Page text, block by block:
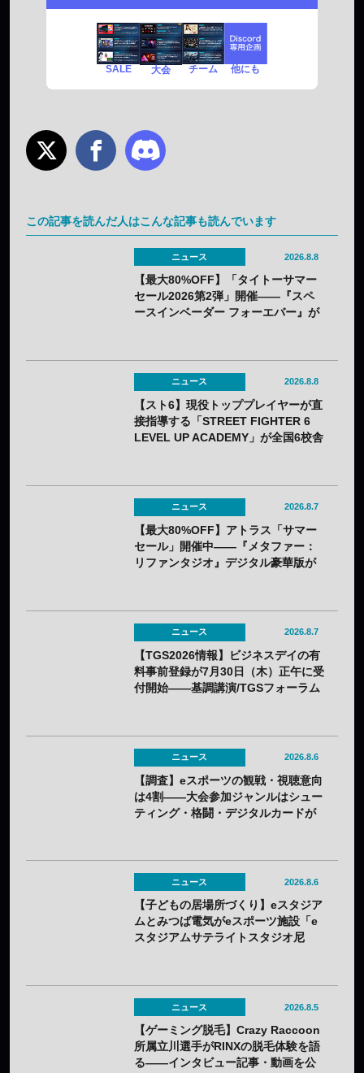
SALE 大会 チーム 他にも
この記事を読んだ人はこんな記事も読んでいます
ニュース 2026.8.8
【最大80%OFF】「タイトーサマー
セール2026第2弾」開催——『スペ
ースインベーダー フォーエバー』が
ニュース 2026.8.8
【スト6】現役トッププレイヤーが直
接指導する「STREET FIGHTER 6
LEVEL UP ACADEMY」が全国6校舎
ニュース 2026.8.7
【最大80%OFF】アトラス「サマー
セール」開催中——『メタファー：
リファンタジオ』デジタル豪華版が
ニュース 2026.8.7
【TGS2026情報】ビジネスデイの有
料事前登録が7月30日（木）正午に受
付開始——基調講演/TGSフォーラム
ニュース 2026.8.6
【調査】eスポーツの観戦・視聴意向
は4割——大会参加ジャンルはシュー
ティング・格闘・デジタルカードが
ニュース 2026.8.6
【子どもの居場所づくり】eスタジア
ムとみつば電気がeスポーツ施設「e
スタジアムサテライトスタジオ尼
ニュース 2026.8.5
【ゲーミング脱毛】Crazy Raccoon
所属立川選手がRINXの脱毛体験を語
る——インタビュー記事・動画を公